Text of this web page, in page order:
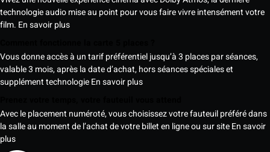
technologie audio mise au point pour vous faire vivre intensément votre
film. En savoir plus
Vous donne accès à un tarif préférentiel jusqu’à 3 places par séances,
valable 3 mois, après la date d’achat, hors séances spéciales et
supplément technologieEn savoir plus
Avec le placement numéroté, vous choisissez votre fauteuil préféré dans
la salle au moment de l’achat de votre billet en ligne ou sur siteEn savoir
plus